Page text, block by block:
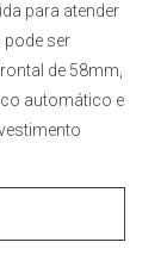
para atender
ser
de 58mm,
automático e